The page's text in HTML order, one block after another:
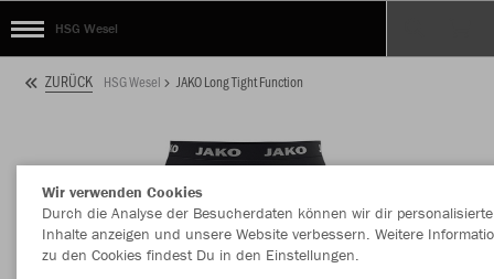
HSG Wesel
ZURÜCK HSG Wesel JAKO Long Tight Function
Wir verwenden Cookies
Durch die Analyse der Besucherdaten können wir dir personalisierte
Inhalte anzeigen und unsere Website verbessern. Weitere
zu den Cookies findest Du in den Einstellungen.